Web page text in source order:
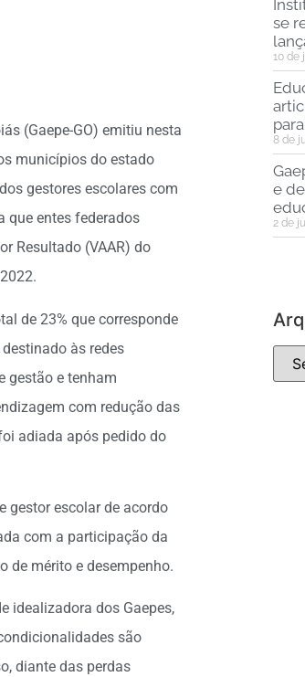
(Gaepe-GO) emitiu nesta
municípios do estado
gestores escolares com
que entes federados
Resultado (VAAR) do
de 23% que corresponde
às redes
gestão e tenham
com redução das
adiada após pedido do
gestor escolar de acordo
com a participação da
de mérito e desempenho.
idealizadora dos Gaepes,
são
diante das perdas
se
10 de
8 de
e
2 de